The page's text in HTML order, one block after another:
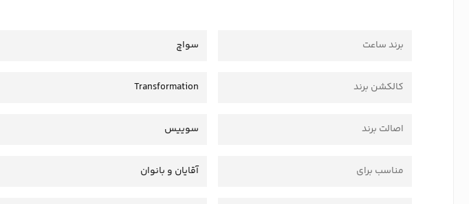
برند ساعت سواچ
کالکشن برند Transformation
اصالت برند سوییس
مناسب برای آقایان و بانوان